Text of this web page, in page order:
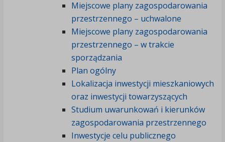
Miejscowe plany zagospodarowania
przestrzennego – uchwalone
Miejscowe plany zagospodarowania
przestrzennego – w trakcie
sporządzania
Plan ogólny
Lokalizacja inwestycji mieszkaniowych
oraz inwestycji towarzyszących
Studium uwarunkowań i kierunków
zagospodarowania przestrzennego
Inwestycje celu publicznego